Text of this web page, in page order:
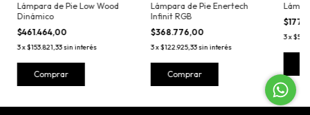
Lámpara de Pie Low Wood
Dinámico
$461.464,00
3x$153.821,33sin interés
Comprar
Lámpara de Pie Enertech
Infinit RGB
$368.776,00
3x$122.925,33sin interés
Comprar
3x